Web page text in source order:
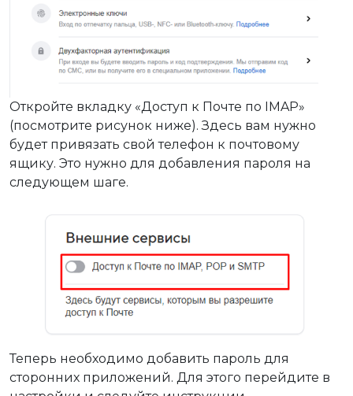
Откройте вкладку «Доступ к Почте по IMAP»
(посмотрите рисунок ниже). Здесь вам нужно
будет привязать свой телефон к почтовому
ящику. Это нужно для добавления пароля на
следующем шаге.
Теперь необходимо добавить пароль для
сторонних приложений. Для этого перейдите в